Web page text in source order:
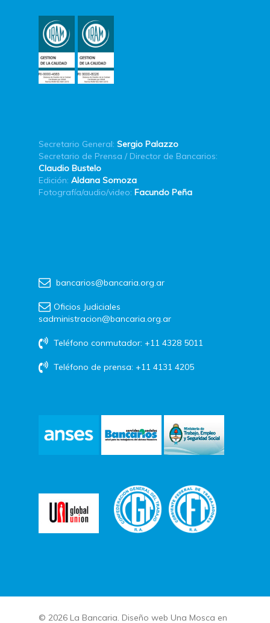
Secretario General: Sergio Palazzo
Secretario de Prensa / Director de Bancarios:
Claudio Bustelo
Edición: Aldana Somoza
Fotografía/audio/video: Facundo Peña
bancarios@bancaria.org.ar
Oficios Judiciales
sadministracion@bancaria.org.ar
Teléfono conmutador: +11 4328 5011
Teléfono de prensa: +11 4131 4205
© 2026 La Bancaria. Diseño web Una Mosca en